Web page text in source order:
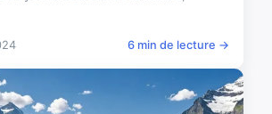
6 min de lecture →